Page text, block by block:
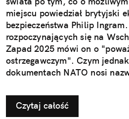
miejscu powiedział brytyjski
bezpieczeństwa Philip
rozpoczynających się na
Zapad 2025 mówi on o
ostrzegawczym". Czym
dokumentach NATO nosi
Czytaj całość